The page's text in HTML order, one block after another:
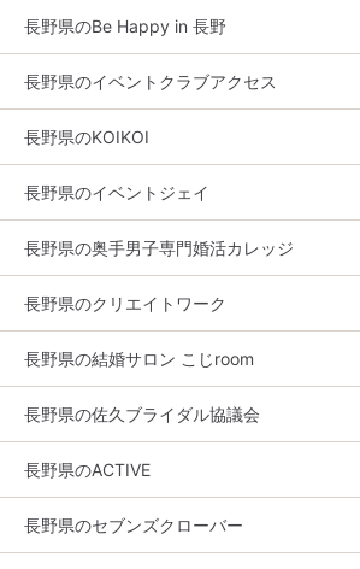
長野県のBe Happy in 長野
長野県のイベントクラブアクセス
長野県のKOIKOI
長野県のイベントジェイ
長野県の奥手男子専門婚活カレッジ
長野県のクリエイトワーク
長野県の結婚サロン こじroom
長野県の佐久ブライダル協議会
長野県のACTIVE
長野県のセブンズクローバー